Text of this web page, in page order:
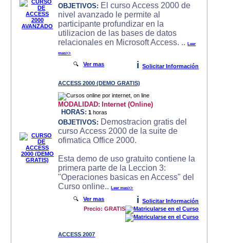
OBJETIVOS: El curso Access 2000 de
nivel avanzado le permite al
participante profundizar en la
utilizacion de las bases de datos
relacionales en Microsoft Access. ..Leer
mas>>
🔍Ver mas i Solicitar Información
ACCESS 2000 (DEMO GRATIS)
MODALIDAD: Internet (Online)
HORAS: 1 horas
OBJETIVOS: Demostracion gratis del
curso Access 2000 de la suite de
ofimatica Office 2000.
Esta demo de uso gratuito contiene la
primera parte de la Leccion 3:
"Operaciones basicas en Access" del
Curso online..Leer mas>>
🔍Ver mas i
Solicitar Información
Precio: GRATIS
ACCESS 2007